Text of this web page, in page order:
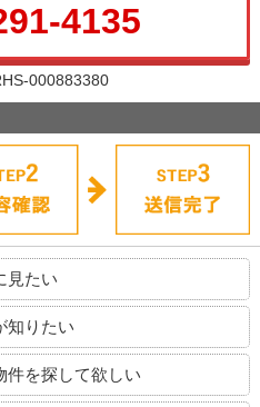
4135
000883380
見たい
知りたい
件を探して欲しい